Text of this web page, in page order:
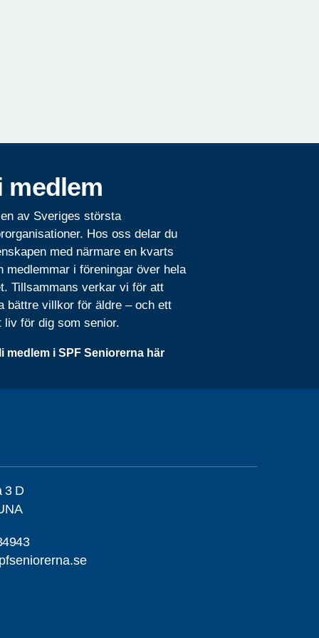
medlem
av Sveriges största
Hos oss delar du
med närmare en kvarts
medlemmar i föreningar över hela
Tillsammans verkar vi för att
bättre villkor för äldre – och ett
liv för dig som senior.
medlem i SPF Seniorerna här
3 D